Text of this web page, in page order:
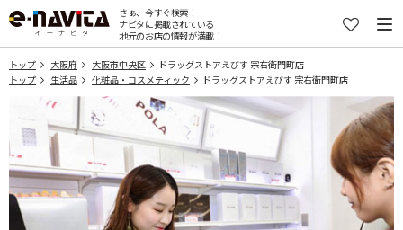
さぁ、今すぐ検索！
ナビタに掲載されている
地元のお店の情報が満載！
トップ 大阪府 大阪市中央区
ドラッグストアえびす 宗右衛門町店
トップ
生活品 化粧品・コスメティック ドラッグストアえびす 宗右衛門町店